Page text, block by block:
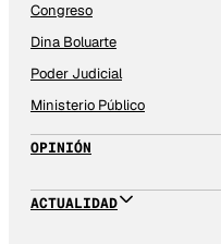
Congreso
Dina Boluarte
Poder Judicial
Ministerio Público
OPINIÓN
ACTUALIDAD